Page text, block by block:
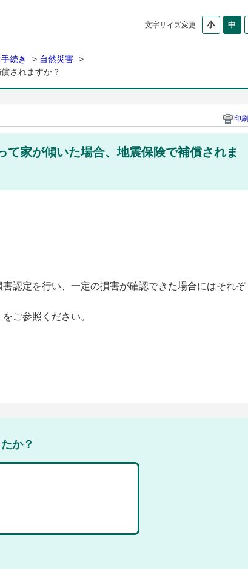
文字サイズ変更
続き > 自然災害 >
されますか？
印刷
て家が傾いた場合、地震保険で補償されま
認定を行い、一定の損害が確認できた場合にはそれぞ
ご参照ください。
か？